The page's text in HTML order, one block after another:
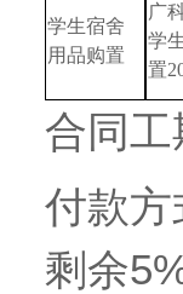
学生宿舍
用品购置
广
学
置
合同工
付款
剩余